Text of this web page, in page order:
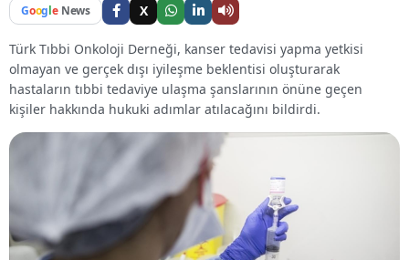
Google News X
Türk Tıbbi Onkoloji Derneği, kanser tedavisi yapma yetkisi
olmayan ve gerçek dışı iyileşme beklentisi oluşturarak
hastaların tıbbi tedaviye ulaşma şanslarının önüne geçen
kişiler hakkında hukuki adımlar atılacağını bildirdi.